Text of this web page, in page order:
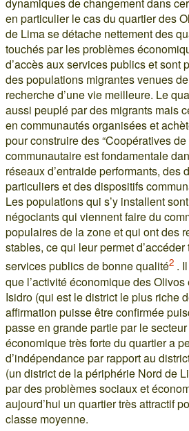
dynamiques de changement dans
en particulier le cas du quartier des
de Lima se détache nettement des
touchés par les problèmes
d’accès aux services publics et sont
des populations migrantes venues
recherche d’une vie meilleure. Le
aussi peuplé par des migrants mais
en communautés organisées et
pour construire des “Coopératives
communautaire est fondamentale
réseaux d’entraide performants, des
particuliers et des dispositifs
Les populations qui s’y installent
négociants qui viennent faire du
populaires de la zone et qui ont des
stables, ce qui leur permet
services publics de bonne qualité2 .
que l’activité économique des
Isidro (qui est le district le plus riche
affirmation puisse être confirmée
passe en grande partie par le
économique très forte du quartier a
d’indépendance par rapport au
(un district de la périphérie Nord de
par des problèmes sociaux et
aujourd’hui un quartier très attractif
classe moyenne.